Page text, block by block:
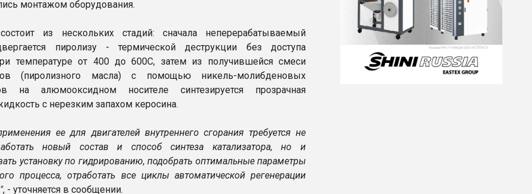
монтажом оборудования.
из нескольких стадий: сначала неперерабатываемый
пиролизу - термической деструкции без доступа
температуре от 400 до 600C, затем из получившейся смеси
(пиролизного масла) с помощью никель-молибденовых
на алюмооксидном носителе синтезируется прозрачная
с нерезким запахом керосина.
ее для двигателей внутреннего сгорания требуется не
новый состав и способ синтеза катализатора, но и
установку по гидрированию, подобрать оптимальные параметры
процесса, отработать все циклы автоматической регенерации
, - уточняется в сообщении.